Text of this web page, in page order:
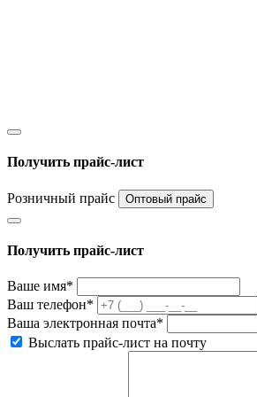
Получить прайс-лист
Розничный прайс Оптовый прайс
Получить прайс-лист
Ваше имя*
Ваш телефон*
Ваша электронная почта*
Выслать прайс-лист на почту